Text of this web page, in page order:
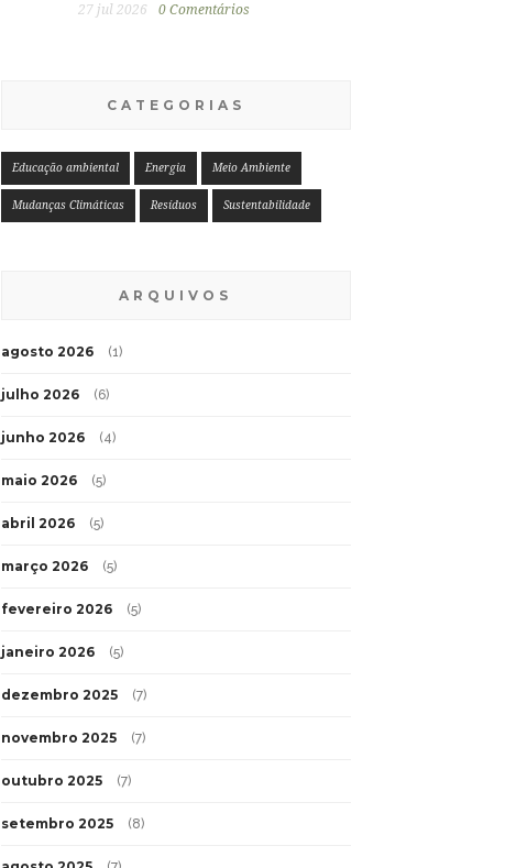
27 jul 2026 0 Comentários
CATEGORIAS
Educação ambiental Energia Meio Ambiente
Mudanças Climáticas Resíduos Sustentabilidade
ARQUIVOS
agosto 2026 (1)
julho 2026 (6)
junho 2026 (4)
maio 2026 (5)
abril 2026 (5)
março 2026 (5)
fevereiro 2026 (5)
janeiro 2026 (5)
dezembro 2025 (7)
novembro 2025 (7)
outubro 2025 (7)
setembro 2025 (8)